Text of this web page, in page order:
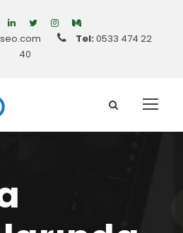
Tel: 0533 474 22
40